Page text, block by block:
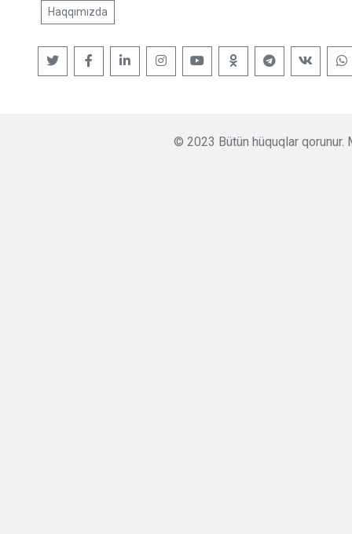
Haqqımızda
© 2023 Bütün hüquqlar qorunur.